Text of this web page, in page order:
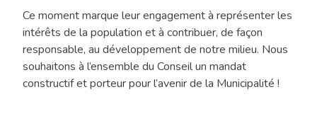
édition
de
novembre
2025
Ce moment marque leur engagement à représenter les
intérêts de la population et à contribuer, de façon
responsable, au développement de notre milieu. Nous
souhaitons à l’ensemble du Conseil un mandat
constructif et porteur pour l’avenir de la Municipalité !